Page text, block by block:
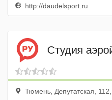
http://daudelsport.ru
Студия
Тюмень, Депутатская,